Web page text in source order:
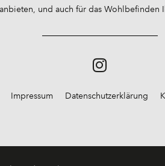
und auch für das Wohlbefinden
Impressum Datenschutzerklärung